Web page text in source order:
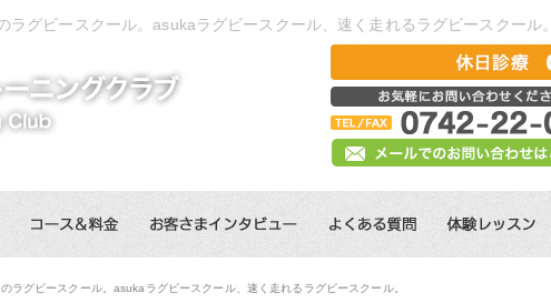
ラグビースクール。asukaラグビースクール、速く走れるラグビースクール。
ラグビースクール。asukaラグビースクール、速く走れるラグビースクール。